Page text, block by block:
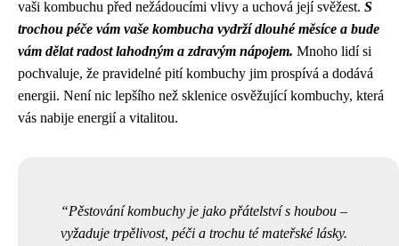
vaši kombuchu před nežádoucími vlivy a uchová její svěžest. S
trochou péče vám vaše kombucha vydrží dlouhé měsíce a bude
vám dělat radost lahodným a zdravým nápojem. Mnoho lidí si
pochvaluje, že pravidelné pití kombuchy jim prospívá a dodává
energii. Není nic lepšího než sklenice osvěžující kombuchy, která
vás nabije energií a vitalitou.
Pěstování kombuchy je jako přátelství s houbou –
vyžaduje trpělivost, péči a trochu té mateřské lásky.